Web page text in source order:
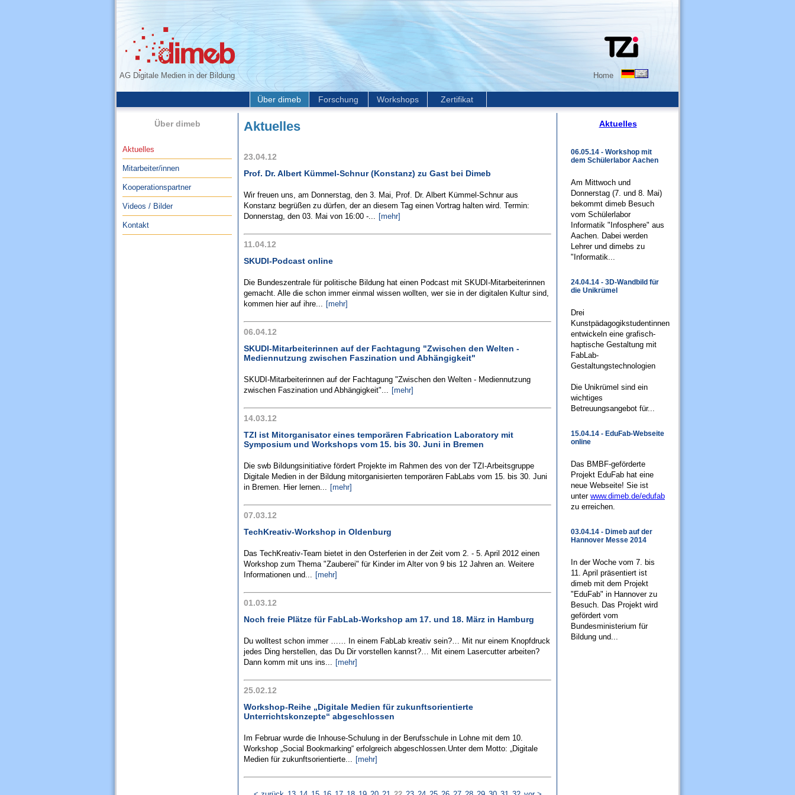
AG Digitale Medien in der Bildung Home
Über dimeb Forschung Workshops Zertifikat
Über dimeb
Aktuelles
Mitarbeiter/innen
Kooperationspartner
Videos / Bilder
Kontakt
Aktuelles
23.04.12
Prof. Dr. Albert Kümmel-Schnur (Konstanz) zu Gast bei Dimeb
Wir freuen uns, am Donnerstag, den 3. Mai, Prof. Dr. Albert Kümmel-Schnur aus
Konstanz begrüßen zu dürfen, der an diesem Tag einen Vortrag halten wird. Termin:
Donnerstag, den 03. Mai von 16:00 -... [mehr]
11.04.12
SKUDI-Podcast online
Die Bundeszentrale für politische Bildung hat einen Podcast mit SKUDI-Mitarbeiterinnen
gemacht. Alle die schon immer einmal wissen wollten, wer sie in der digitalen Kultur sind,
kommen hier auf ihre... [mehr]
06.04.12
SKUDI-Mitarbeiterinnen auf der Fachtagung "Zwischen den Welten -
Mediennutzung zwischen Faszination und Abhängigkeit"
SKUDI-Mitarbeiterinnen auf der Fachtagung "Zwischen den Welten - Mediennutzung
zwischen Faszination und Abhängigkeit"... [mehr]
14.03.12
TZI ist Mitorganisator eines temporären Fabrication Laboratory mit
Symposium und Workshops vom 15. bis 30. Juni in Bremen
Die swb Bildungsinitiative fördert Projekte im Rahmen des von der TZI-Arbeitsgruppe
Digitale Medien in der Bildung mitorganisierten temporären FabLabs vom 15. bis 30. Juni
in Bremen. Hier lernen... [mehr]
07.03.12
TechKreativ-Workshop in Oldenburg
Das TechKreativ-Team bietet in den Osterferien in der Zeit vom 2. - 5. April 2012 einen
Workshop zum Thema "Zauberei" für Kinder im Alter von 9 bis 12 Jahren an. Weitere
Informationen und... [mehr]
01.03.12
Noch freie Plätze für FabLab-Workshop am 17. und 18. März in Hamburg
Du wolltest schon immer …… In einem FabLab kreativ sein?… Mit nur einem Knopfdruck
jedes Ding herstellen, das Du Dir vorstellen kannst?… Mit einem Lasercutter arbeiten?
Dann komm mit uns ins... [mehr]
25.02.12
Workshop-Reihe „Digitale Medien für zukunftsorientierte
Unterrichtskonzepte“ abgeschlossen
Im Februar wurde die Inhouse-Schulung in der Berufsschule in Lohne mit dem 10.
Workshop „Social Bookmarking“ erfolgreich abgeschlossen.Unter dem Motto: „Digitale
Medien für zukunftsorientierte... [mehr]
Aktuelles
06.05.14 - Workshop mit
dem Schülerlabor Aachen
Am Mittwoch und
Donnerstag (7. und 8. Mai)
bekommt dimeb Besuch
vom Schülerlabor
Informatik "Infosphere" aus
Aachen. Dabei werden
Lehrer und dimebs zu
"Informatik...
24.04.14 - 3D-Wandbild für
die Unikrümel
Drei
Kunstpädagogikstudentinnen
entwickeln eine grafisch-
haptische Gestaltung mit
FabLab-
Gestaltungstechnologien
Die Unikrümel sind ein
wichtiges
Betreuungsangebot für...
15.04.14 - EduFab-Webseite
online
Das BMBF-geförderte
Projekt EduFab hat eine
neue Webseite! Sie ist
unter www.dimeb.de/edufab
zu erreichen.
03.04.14 - Dimeb auf der
Hannover Messe 2014
In der Woche vom 7. bis
11. April präsentiert ist
dimeb mit dem Projekt
"EduFab" in Hannover zu
Besuch. Das Projekt wird
gefördert vom
Bundesministerium für
Bildung und...